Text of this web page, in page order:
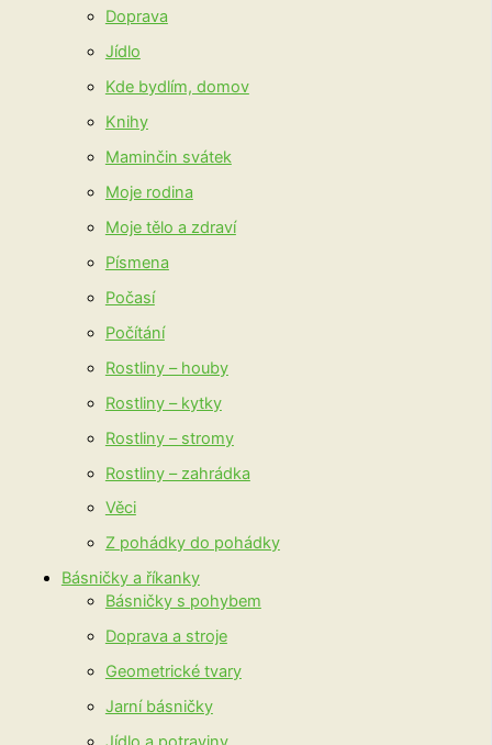
Doprava
Jídlo
Kde bydlím, domov
Knihy
Maminčin svátek
Moje rodina
Moje tělo a zdraví
Písmena
Počasí
Počítání
Rostliny – houby
Rostliny – kytky
Rostliny – stromy
Rostliny – zahrádka
Věci
Z pohádky do pohádky
Básničky a říkanky
Básničky s pohybem
Doprava a stroje
Geometrické tvary
Jarní básničky